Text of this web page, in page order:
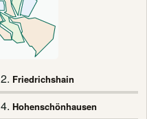
2. Friedrichshain
4. Hohenschönhausen